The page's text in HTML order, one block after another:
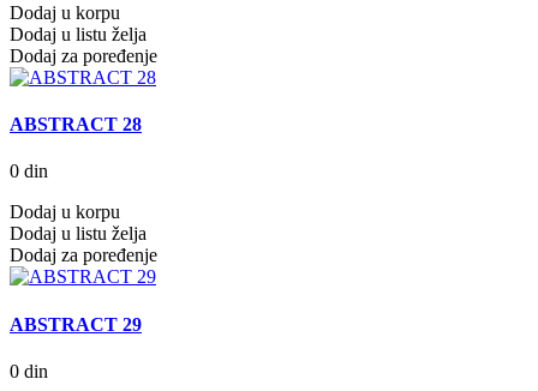
Dodaj u korpu
Dodaj u listu želja
Dodaj za poređenje
ABSTRACT 28
0 din
Dodaj u korpu
Dodaj u listu želja
Dodaj za poređenje
ABSTRACT 29
0 din